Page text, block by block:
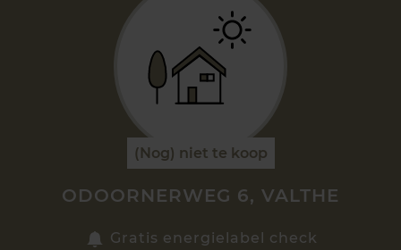
Zoek een woning
(Nog) niet te koop
ODOORNERWEG 6, VALTHE
Gratis energielabel check